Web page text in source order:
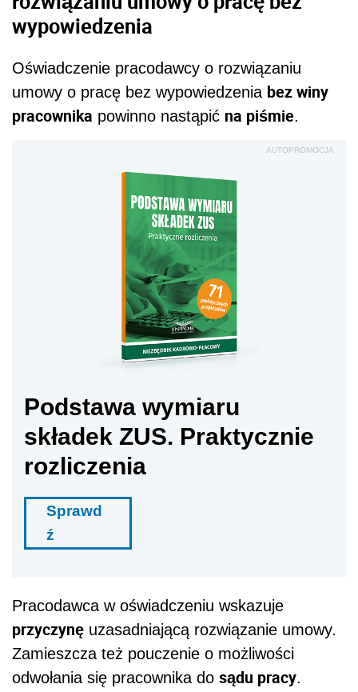
wypowiedzenia
Oświadczenie pracodawcy o rozwiązaniu
umowy o pracę bez wypowiedzenia bez winy
pracownika powinno nastąpić na piśmie.
AUTOPROMOCJA
Podstawa wymiaru
składek ZUS. Praktycznie
rozliczenia
Sprawd
ź
Pracodawca w oświadczeniu wskazuje
przyczynę uzasadniającą rozwiązanie umowy.
Zamieszcza też pouczenie o możliwości
odwołania się pracownika do sądu pracy.